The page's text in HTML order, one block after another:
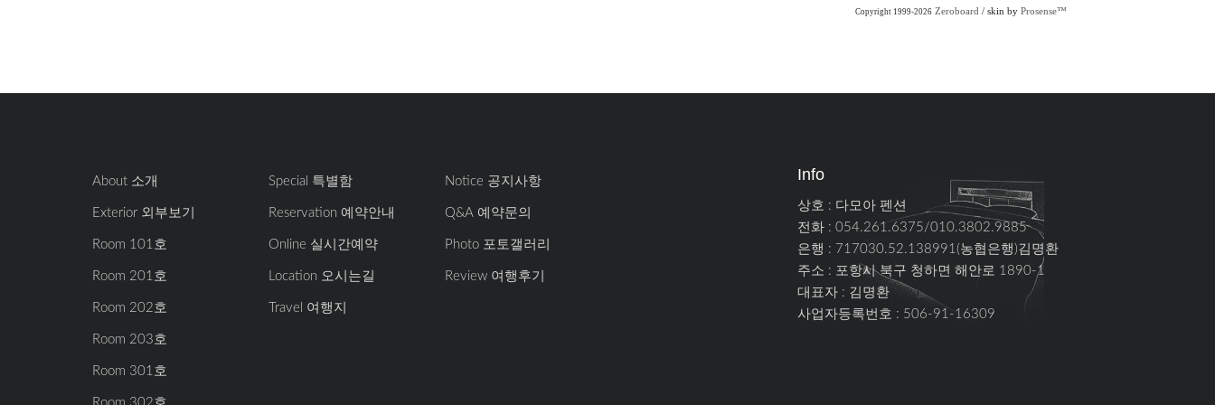
Copyright 1999-2026 Zeroboard / skin by Prosense™
About 소개
Exterior 외부보기
Room 101호
Room 201호
Room 202호
Room 203호
Room 301호
Special 특별함
Reservation 예약안내
Online 실시간예약
Location 오시는길
Travel 여행지
Notice 공지사항
Q&A 예약문의
Photo 포토갤러리
Review 여행후기
Info
상호 : 다모아 펜션
전화 : 054.261.6375/010.3802.9885
은행 : 717030.52.138991(농협은행)김명환
주소 : 포항시 북구 청하면 해안로 1890-1
대표자 : 김명환
사업자등록번호 : 506-91-16309